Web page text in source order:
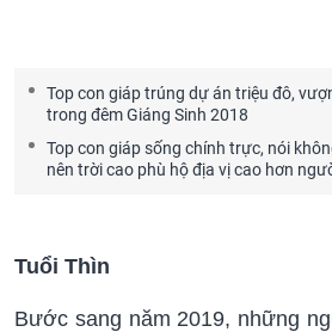
Top con giáp trúng dự án triệu đô,
trong đêm Giáng Sinh 2018
Top con giáp sống chính trực, nói
nên trời cao phù hộ địa vị cao hơn
Tuổi Thìn
Bước sang năm 2019, những